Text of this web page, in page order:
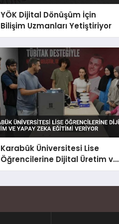
YÖK Dijital Dönüşüm İçin
Bilişim Uzmanları Yetiştiriyor
Karabük Üniversitesi Lise
Öğrencilerine Dijital Üretim ve
Yapay Zeka Eğitimi Veriyor